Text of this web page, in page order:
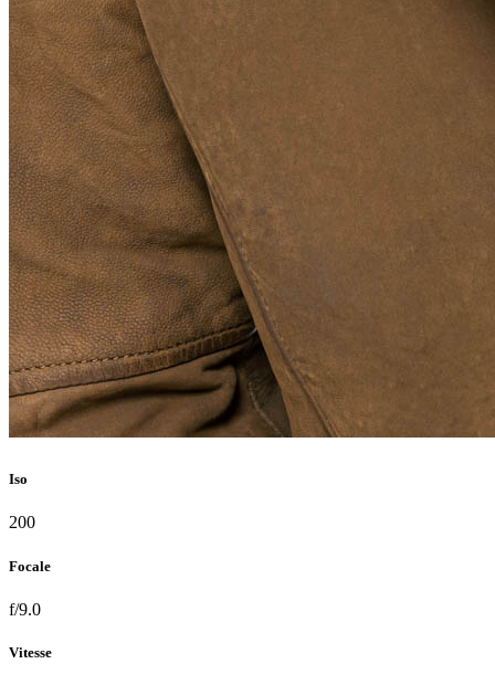
Iso
200
Focale
f/9.0
Vitesse